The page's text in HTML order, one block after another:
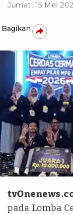
Jumat, 15 Mei
Bagikan
Kolase
pada Lomba